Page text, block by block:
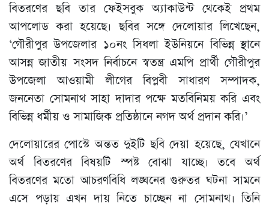
বিতরণের ছবি তার ফেইসবুক অ্যাকাউন্ট থেকেই প্রথম
আপলোড করা হয়েছে। ছবির সঙ্গে দেলোয়ার লিখেছেন,
‘গৌরীপুর উপজেলার ১০নং সিধলা ইউনিয়নে বিভিন্ন স্থানে
আসন্ন জাতীয় সংসদ নির্বাচনে স্বতন্ত্র এমপি প্রার্থী গৌরীপুর
উপজেলা আওয়ামী লীগের বিপ্লবী সাধারণ সম্পাদক,
জননেতা সোমনাথ সাহা দাদার পক্ষে মতবিনিময় করি এবং
বিভিন্ন ধর্মীয় ও সামাজিক প্রতিষ্ঠানে নগদ অর্থ প্রদান করি।’
দেলোয়ারের পোস্টে অন্তত দুইটি ছবি দেয়া হয়েছে, যেখানে
অর্থ বিতরণের বিষয়টি স্পষ্ট বোঝা যাচ্ছে। তবে অর্থ
বিতরণের মতো আচরণবিধি লঙ্ঘনের গুরুতর ঘটনা সামনে
এসে পড়ায় এখন দায় নিতে চাচ্ছেন না সোমনাথ। তিনি